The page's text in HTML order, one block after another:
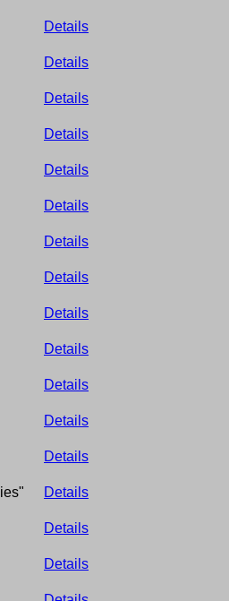
Details
Details
Details
Details
Details
Details
Details
Details
Details
Details
Details
Details
Details
Details
Details
Details